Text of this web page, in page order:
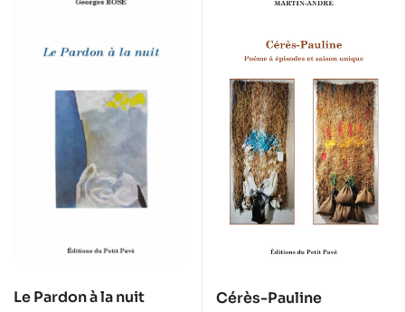
Le Pardon à la nuit Cérès-Pauline